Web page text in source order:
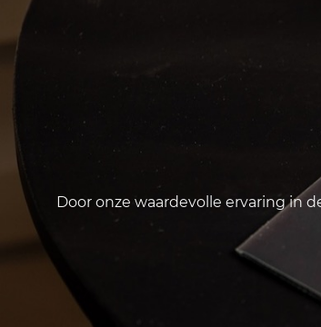
Door onze waardevolle ervaring in